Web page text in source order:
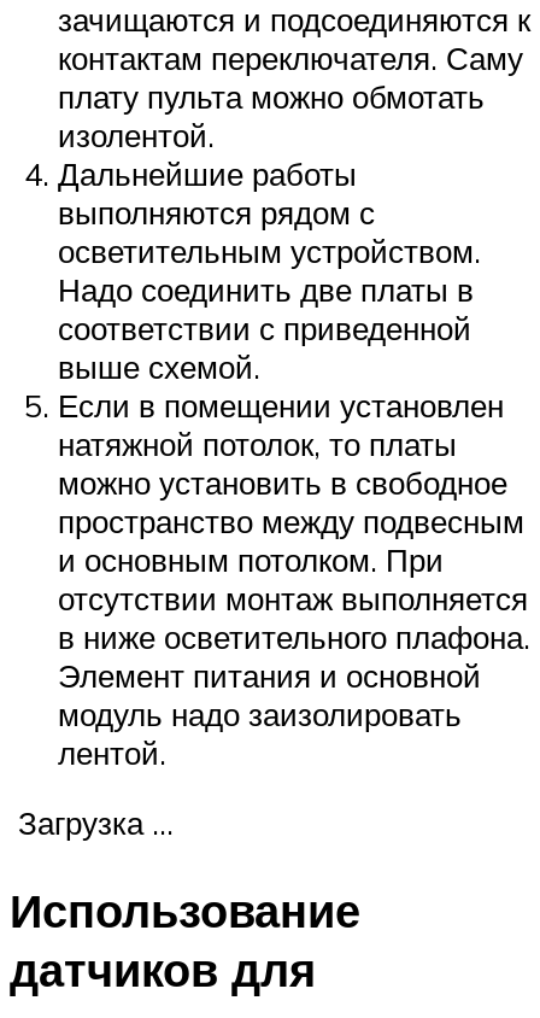
зачищаются и подсоединяются к
контактам переключателя. Саму
плату пульта можно обмотать
изолентой.
Дальнейшие работы
выполняются рядом с
осветительным устройством.
Надо соединить две платы в
соответствии с приведенной
выше схемой.
Если в помещении установлен
натяжной потолок, то платы
можно установить в свободное
пространство между подвесным
и основным потолком. При
отсутствии монтаж выполняется
в ниже осветительного плафона.
Элемент питания и основной
модуль надо заизолировать
лентой.
Загрузка …
Использование
датчиков для